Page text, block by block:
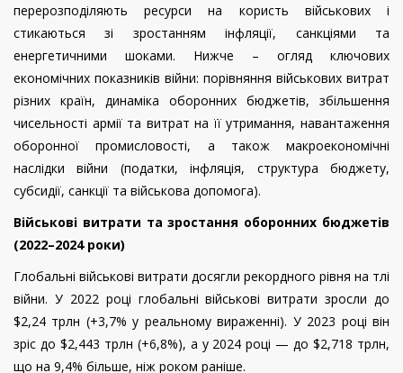
перерозподіляють ресурси на користь військових і
стикаються зі зростанням інфляції, санкціями та
енергетичними шоками. Нижче – огляд ключових
економічних показників війни: порівняння військових витрат
різних країн, динаміка оборонних бюджетів, збільшення
чисельності армії та витрат на її утримання, навантаження
оборонної промисловості, а також макроекономічні
наслідки війни (податки, інфляція, структура бюджету,
субсидії, санкції та військова допомога).
Військові витрати та зростання оборонних бюджетів
(2022–2024 роки)
Глобальні військові витрати досягли рекордного рівня на тлі
війни. У 2022 році глобальні військові витрати зросли до
$2,24 трлн (+3,7% у реальному вираженні). У 2023 році він
зріс до $2,443 трлн (+6,8%), а у 2024 році — до $2,718 трлн,
що на 9,4% більше, ніж роком раніше.